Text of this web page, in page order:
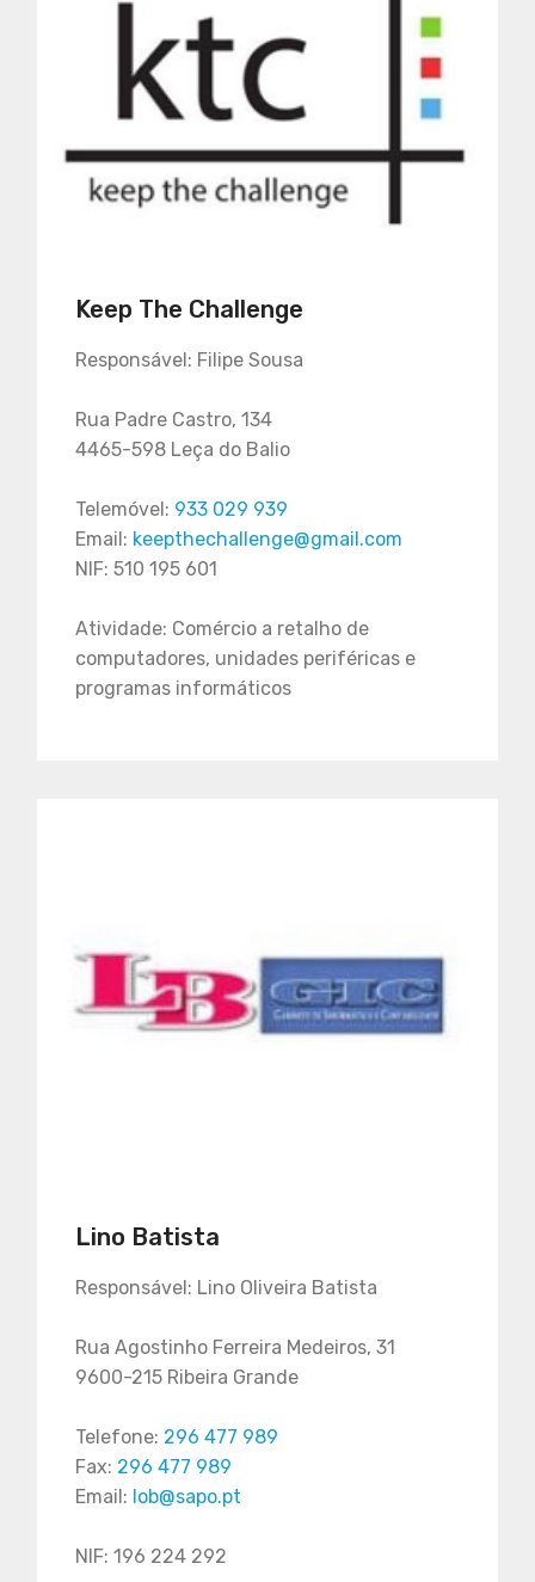
Keep The Challenge
Responsável: Filipe Sousa
Rua Padre Castro, 134
4465-598 Leça do Balio
Telemóvel: 933 029 939
Email: keepthechallenge@gmail.com
NIF: 510 195 601
Atividade: Comércio a retalho de
computadores, unidades periféricas e
programas informáticos
Lino Batista
Responsável: Lino Oliveira Batista
Rua Agostinho Ferreira Medeiros, 31
9600-215 Ribeira Grande
Telefone: 296 477 989
Fax: 296 477 989
Email: lob@sapo.pt
NIF: 196 224 292